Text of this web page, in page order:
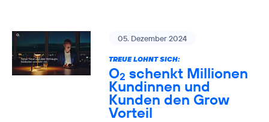
05. Dezember 2024
TREUE LOHNT SICH:
O2 schenkt Millionen
Kundinnen und
Kunden den Grow
Vorteil